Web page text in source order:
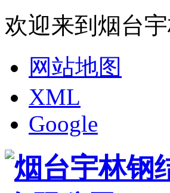
欢迎来到烟台
网站地图
XML
Google